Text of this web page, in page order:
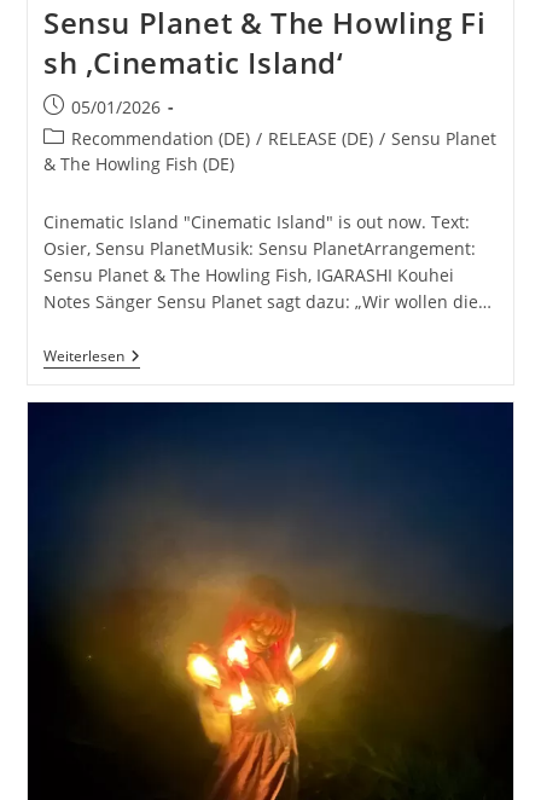
Sensu Planet & The Howling Fi
sh ‚Cinematic Island‘
Beitrag
veröffentlicht:
05/01/2026
Beitrags-
Kategorie:
Recommendation (DE) / RELEASE (DE) / Sensu Planet
& The Howling Fish (DE)
Cinematic Island "Cinematic Island" is out now. Text:
Osier, Sensu PlanetMusik: Sensu PlanetArrangement:
Sensu Planet & The Howling Fish, IGARASHI Kouhei
Notes Sänger Sensu Planet sagt dazu: „Wir wollen die…
WeiterlesenSensu Planet & The Howling Fish
‚Cinematic